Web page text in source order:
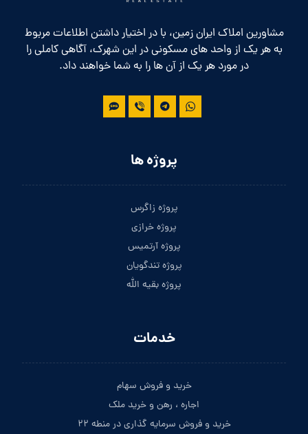
مشاورین املاک ایران زمین، با در اختیار داشتن اطلاعات مربوط
به هر یک از واحد های مسکونی در این شهرک، آگاهی کاملی را
در مورد هر یک از آن ها را به شما خواهند داد.
پروژه ها
پروژه زاگرس
پروژه خرازی
پروژه آرتمیس
پروژه تندگویان
پروژه بقیه الله
خدمات
خرید و فروش سهام
اجاره ، رهن و خرید ملک
خرید و فروش سرمایه گذاری در منطه ۲۲